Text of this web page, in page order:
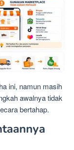
ini, namun masih
awalnya tidak
bertahap.